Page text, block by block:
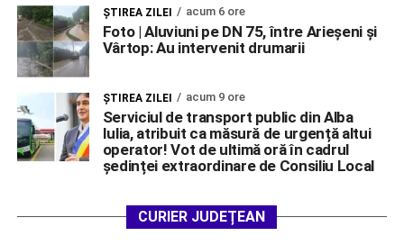
ŞTIREA ZILEI acum 6 ore
Foto | Aluviuni pe DN 75, între Arieșeni și
Vârtop: Au intervenit drumarii
ŞTIREA ZILEI acum 9 ore
Serviciul de transport public din Alba
Iulia, atribuit ca măsură de urgență altui
operator! Vot de ultimă oră în cadrul
ședinței extraordinare de Consiliu Local
CURIER JUDEȚEAN